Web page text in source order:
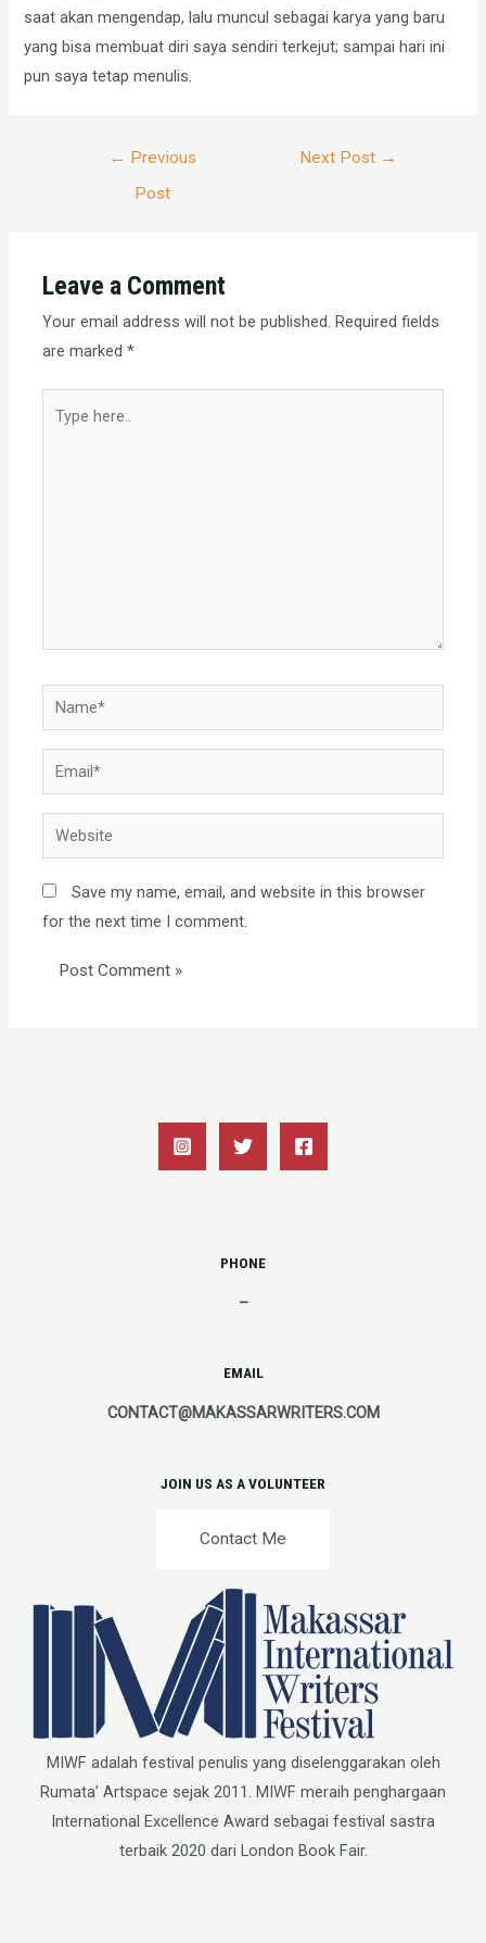
saat akan mengendap, lalu muncul sebagai karya yang baru
yang bisa membuat diri saya sendiri terkejut; sampai hari ini
pun saya tetap menulis.
← Previous
Post
Next Post →
Leave a Comment
Your email address will not be published. Required fields
are marked*
Name*
Email*
Website
Save my name, email, and website in this browser
for the next time I comment.
PHONE
–
EMAIL
CONTACT@MAKASSARWRITERS.COM
JOIN US AS A VOLUNTEER
Contact Me
MIWF adalah festival penulis yang diselenggarakan oleh
Rumata’ Artspace sejak 2011. MIWF meraih penghargaan
International Excellence Award sebagai festival sastra
terbaik 2020 dari London Book Fair.